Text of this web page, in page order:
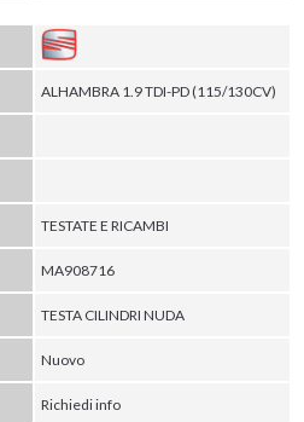
ALHAMBRA 1.9 TDI-PD (115/130CV)
TESTATE E RICAMBI
MA908716
TESTA CILINDRI NUDA
Nuovo
Richiedi info